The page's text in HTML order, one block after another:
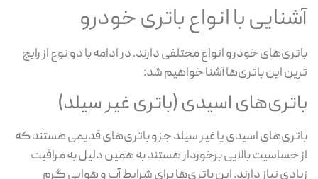
آشنایی با انواع باتری خودرو
باتری‌های خودرو انواع مختلفی دارند. در ادامه با دو نوع از رایج
ترین این باتری‌ها آشنا خواهیم شد:
باتری‌های اسیدی (باتری غیر سیلد)
باتری‌های اسیدی یا غیر سیلد جزو باتری‌های قدیمی هستند که
از حساسیت بالایی برخوردار هستند به همین دلیل به مراقبت
زیادی نیاز دارند. این باتری‌ها برای شرایط آب و هوایی گرم